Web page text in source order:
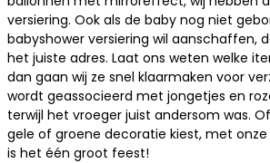
versiering. Ook als de baby nog niet
babyshower versiering wil aanschaffen,
het juiste adres. Laat ons weten welke
dan gaan wij ze snel klaarmaken voor
wordt geassocieerd met jongetjes en
terwijl het vroeger juist andersom was.
gele of groene decoratie kiest, met
is het één groot feest!